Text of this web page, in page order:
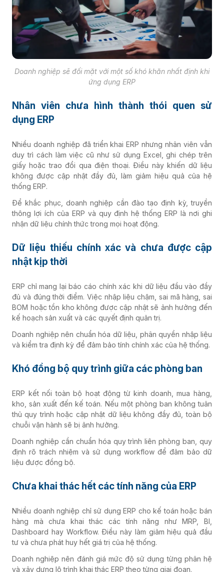
Doanh nghiệp sẽ đối mặt với một số khó khăn nhất định khi
ứng dụng ERP
Nhân viên chưa hình thành thói quen sử
dụng ERP
Nhiều doanh nghiệp đã triển khai ERP nhưng nhân viên vẫn
duy trì cách làm việc cũ như sử dụng Excel, ghi chép trên
giấy hoặc trao đổi qua điện thoại. Điều này khiến dữ liệu
không được cập nhật đầy đủ, làm giảm hiệu quả của hệ
thống ERP.
Để khắc phục, doanh nghiệp cần đào tạo định kỳ, truyền
thông lợi ích của ERP và quy định hệ thống ERP là nơi ghi
nhận dữ liệu chính thức trong mọi hoạt động.
Dữ liệu thiếu chính xác và chưa được cập
nhật kịp thời
ERP chỉ mang lại báo cáo chính xác khi dữ liệu đầu vào đầy
đủ và đúng thời điểm. Việc nhập liệu chậm, sai mã hàng, sai
BOM hoặc tồn kho không được cập nhật sẽ ảnh hưởng đến
kế hoạch sản xuất và các quyết định quản trị.
Doanh nghiệp nên chuẩn hóa dữ liệu, phân quyền nhập liệu
và kiểm tra định kỳ để đảm bảo tính chính xác của hệ thống.
Khó đồng bộ quy trình giữa các phòng ban
ERP kết nối toàn bộ hoạt động từ kinh doanh, mua hàng,
kho, sản xuất đến kế toán. Nếu một phòng ban không tuân
thủ quy trình hoặc cập nhật dữ liệu không đầy đủ, toàn bộ
chuỗi vận hành sẽ bị ảnh hưởng.
Doanh nghiệp cần chuẩn hóa quy trình liên phòng ban, quy
định rõ trách nhiệm và sử dụng workflow để đảm bảo dữ
liệu được đồng bộ.
Chưa khai thác hết các tính năng của ERP
Nhiều doanh nghiệp chỉ sử dụng ERP cho kế toán hoặc bán
hàng mà chưa khai thác các tính năng như MRP, BI,
Dashboard hay Workflow. Điều này làm giảm hiệu quả đầu
tư và chưa phát huy hết giá trị của hệ thống.
Doanh nghiệp nên đánh giá mức độ sử dụng từng phân hệ
và xây dựng lộ trình khai thác ERP theo từng giai đoạn.